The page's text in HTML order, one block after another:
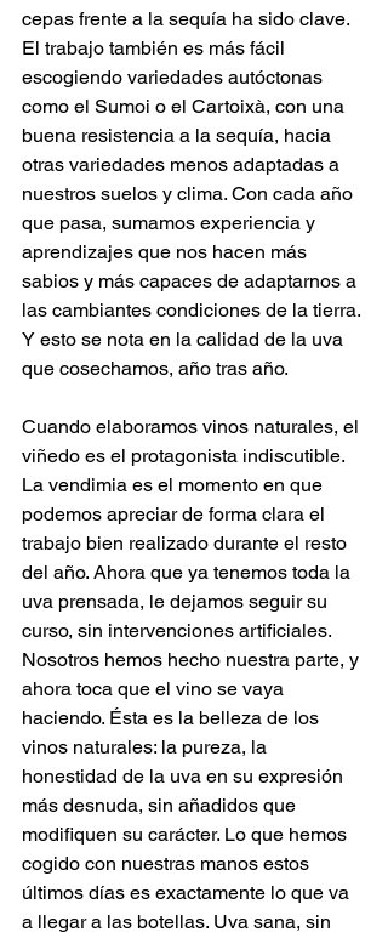
cepas frente a la sequía ha sido clave.
El trabajo también es más fácil
escogiendo variedades autóctonas
como el Sumoi o el Cartoixà, con una
buena resistencia a la sequía, hacia
otras variedades menos adaptadas a
nuestros suelos y clima. Con cada año
que pasa, sumamos experiencia y
aprendizajes que nos hacen más
sabios y más capaces de adaptarnos a
las cambiantes condiciones de la tierra.
Y esto se nota en la calidad de la uva
que cosechamos, año tras año.
Cuando elaboramos vinos naturales, el
viñedo es el protagonista indiscutible.
La vendimia es el momento en que
podemos apreciar de forma clara el
trabajo bien realizado durante el resto
del año. Ahora que ya tenemos toda la
uva prensada, le dejamos seguir su
curso, sin intervenciones artificiales.
Nosotros hemos hecho nuestra parte, y
ahora toca que el vino se vaya
haciendo. Ésta es la belleza de los
vinos naturales: la pureza, la
honestidad de la uva en su expresión
más desnuda, sin añadidos que
modifiquen su carácter. Lo que hemos
cogido con nuestras manos estos
últimos días es exactamente lo que va
a llegar a las botellas. Uva sana, sin